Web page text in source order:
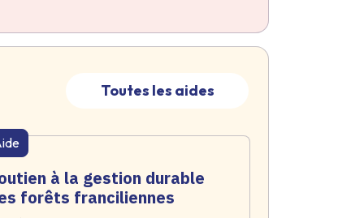
Toutes les aides
active
à la gestion durable
forêts franciliennes